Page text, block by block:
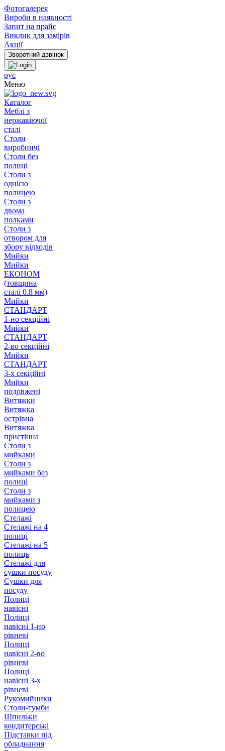
Фотогалерея
Вироби в наявності
Запит на прайс
Виклик для замірів
Акції
рус
Меню
Каталог
Меблі з
нержавіючої
сталі
Столи
виробничі
Столи без
полиці
Столи з
однією
полицею
Столи з
двома
полками
Столи з
отвором для
збору відходів
Мийки
Мийки
ЕКОНОМ
(товщина
сталі 0.8 мм)
Мийки
СТАНДАРТ
1-но секційні
Мийки
СТАНДАРТ
2-во секційні
Мийки
СТАНДАРТ
3-х секційні
Мийки
подовжені
Витяжки
Витяжка
острівна
Витяжка
пристінна
Столи з
мийками
Столи з
мийками без
полиці
Столи з
мийками з
полицею
Стелажі
Стелажі на 4
полиці
Стелажі на 5
полиць
Стелажі для
сушки посуду
Сушки для
посуду
Полиці
навісні
Полиці
навісні 1-но
рівневі
Полиці
навісні 2-во
рівневі
Полиці
навісні 3-х
рівневі
Рукомийники
Столи-тумби
Шпильки
кондитерські
Підставки під
обладнання